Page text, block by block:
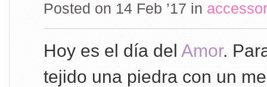
Posted on 14 Feb ’17 in
Hoy es el día del Amor.
tejido una piedra con un